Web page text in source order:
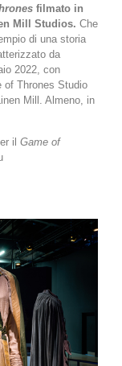
filmato in
Mill Studios. Che
di una storia
da
2022, con
of Thrones Studio
Mill. Almeno, in
il Game of